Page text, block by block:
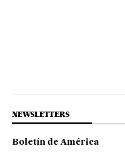
NEWSLETTERS
Boletín de América